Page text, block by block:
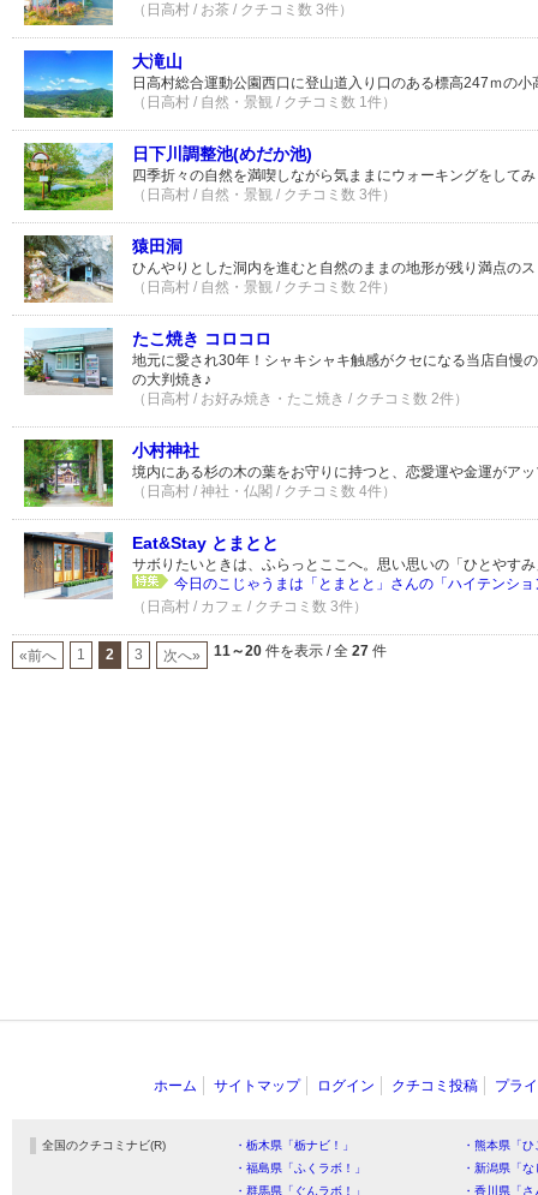
（日高村 / お茶 / クチコミ数 3件）
大滝山
日高村総合運動公園西口に登山道入り口のある標高247ｍの小
（日高村 / 自然・景観 / クチコミ数 1件）
日下川調整池(めだか池)
四季折々の自然を満喫しながら気ままにウォーキングをして
（日高村 / 自然・景観 / クチコミ数 3件）
猿田洞
ひんやりとした洞内を進むと自然のままの地形が残り満点の
（日高村 / 自然・景観 / クチコミ数 2件）
たこ焼き コロコロ
地元に愛され30年！シャキシャキ触感がクセになる当店自慢
の大判焼き♪
（日高村 / お好み焼き・たこ焼き / クチコミ数 2件）
小村神社
境内にある杉の木の葉をお守りに持つと、恋愛運や金運がア
（日高村 / 神社・仏閣 / クチコミ数 4件）
Eat&Stay とまとと
サボりたいときは、ふらっとここへ。思い思いの「ひとやす
今日のこじゃうまは「とまとと」さんの「ハイテンシ
（日高村 / カフェ / クチコミ数 3件）
«前へ 1 2 3 次へ» 11～20 件を表示 / 全 27 件
ホーム サイトマップ ログイン クチコミ投稿 プラ
全国のクチコミナビ(R) ・栃木県「栃ナビ！」
・熊本県「
・福島県「ふくラボ！」
・新潟県「
・群馬県「ぐんラボ！」
・香川県「